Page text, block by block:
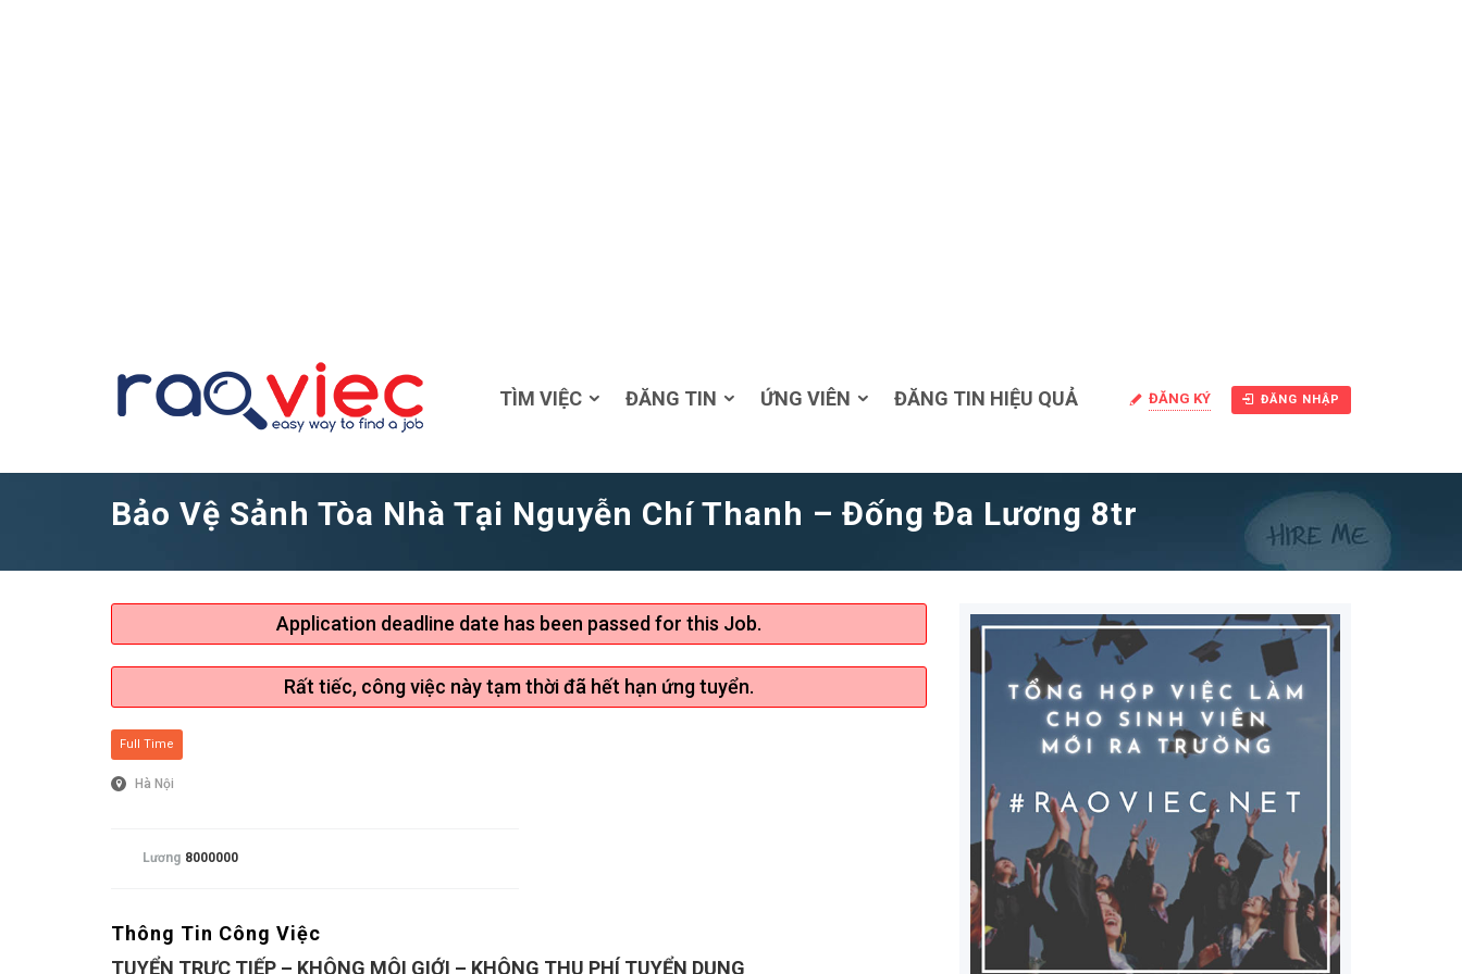
TÌM VIỆC ĐĂNG TIN ỨNG VIÊN ĐĂNG TIN HIỆU QUẢ ĐĂNG KÝ ĐĂNG NHẬP
Bảo Vệ Sảnh Tòa Nhà Tại Nguyễn Chí Thanh – Đống Đa Lương 8tr
Application deadline date has been passed for this Job.
Rất tiếc, công việc này tạm thời đã hết hạn ứng tuyển.
Full Time
Hà Nội
Lương 8000000
Thông Tin Công Việc
TUYỂN TRỰC TIẾP – KHÔNG MÔI GIỚI – KHÔNG THU PHÍ TUYỂN DỤNG